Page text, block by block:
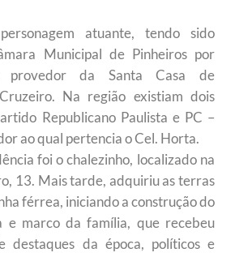
atuante, tendo sido
Municipal de Pinheiros por
provedor da Santa Casa de
Na região existiam dois
Republicano Paulista e PC –
ao qual pertencia o Cel. Horta.
foi o chalezinho, localizado na
13. Mais tarde, adquiriu as terras
férrea, iniciando a construção do
e marco da família, que recebeu
destaques da época, políticos e